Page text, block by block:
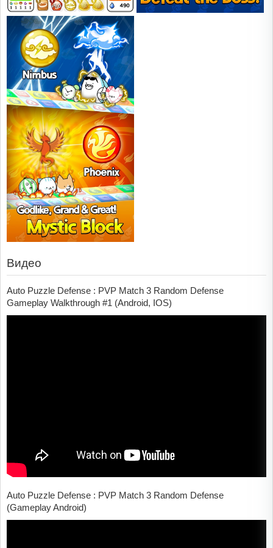
Видео
Auto Puzzle Defense : PVP Match 3 Random Defense
Gameplay Walkthrough #1 (Android, IOS)
Auto Puzzle Defense : PVP Match 3 Random Defense
(Gameplay Android)